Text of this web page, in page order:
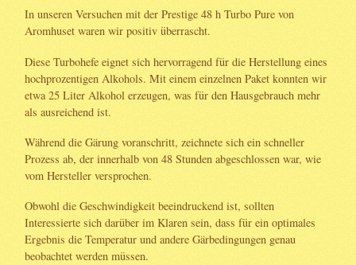
In unseren Versuchen mit der Prestige 48 h Turbo Pure von
Aromhuset waren wir positiv überrascht.
Diese Turbohefe eignet sich hervorragend für die Herstellung eines
hochprozentigen Alkohols. Mit einem einzelnen Paket konnten wir
etwa 25 Liter Alkohol erzeugen, was für den Hausgebrauch mehr
als ausreichend ist.
Während die Gärung voranschritt, zeichnete sich ein schneller
Prozess ab, der innerhalb von 48 Stunden abgeschlossen war, wie
vom Hersteller versprochen.
Obwohl die Geschwindigkeit beeindruckend ist, sollten
Interessierte sich darüber im Klaren sein, dass für ein optimales
Ergebnis die Temperatur und andere Gärbedingungen genau
beobachtet werden müssen.